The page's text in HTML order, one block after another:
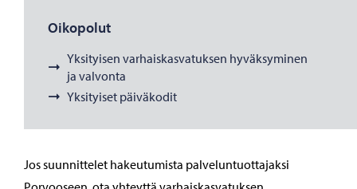
Oikopolut
Yksityisen varhaiskasvatuksen hyväksyminen
ja valvonta
Yksityiset päiväkodit
Jos suunnittelet hakeutumista palveluntuottajaksi